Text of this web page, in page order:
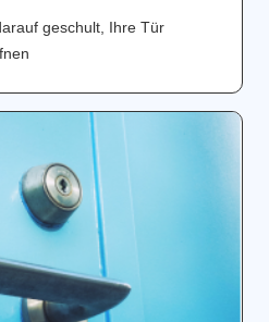
geschult, Ihre Tür